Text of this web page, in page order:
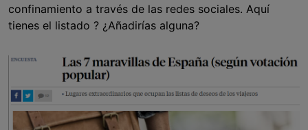
confinamiento a través de las redes sociales. Aquí
tienes el listado ? ¿Añadirías alguna?